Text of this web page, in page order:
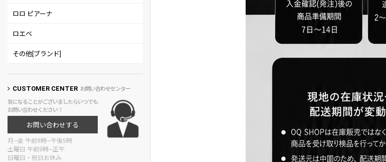
ロロ ピアーナ
ロエベ
その他[ブランド]
CUSTOMER CENTER お問い合わせセンター
気になることがございましたらいつでも
お問い合わせください！
お問い合わせする
月~金 午前9時~午後5時
土曜日 午前9時~正午
日曜日・祝日お休み